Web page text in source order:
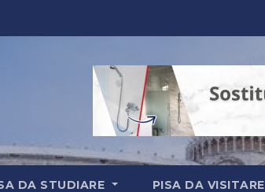
DA STUDIARE PISA DA VISITARE